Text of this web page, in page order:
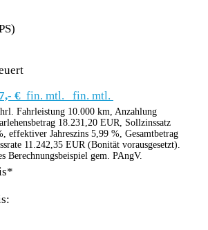
€ fin. mtl. fin. mtl.
Fahrleistung 10.000 km, Anzahlung
18.231,20 EUR, Sollzinssatz
effektiver Jahreszins 5,99 %, Gesamtbetrag
11.242,35 EUR (Bonität vorausgesetzt).
Berechnungsbeispiel gem. PAngV.